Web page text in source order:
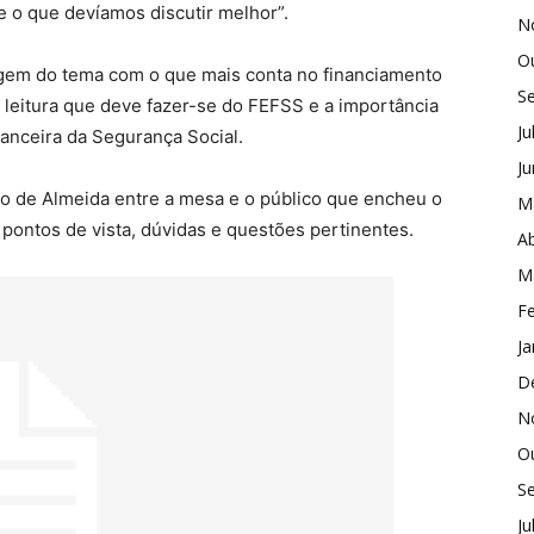
o que devíamos discutir melhor”.
do tema com o que mais conta no financiamento
que deve fazer-se do FEFSS e a importância
da Segurança Social.
de Almeida entre a mesa e o público que encheu o
de vista, dúvidas e questões pertinentes.